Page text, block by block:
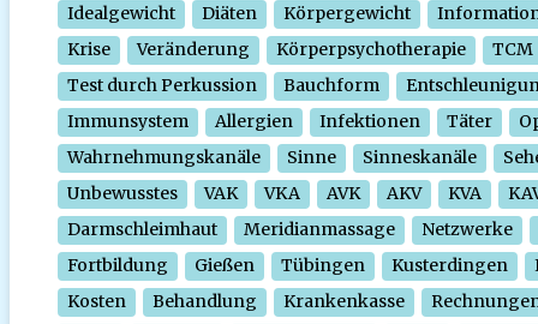
Idealgewicht
Diäten Körpergewicht
Krise
Veränderung Körperpsychotherapie
TCM
Test durch Perkussion
Bauchform
Immunsystem
Allergien Infektionen Täter
Wahrnehmungskanäle
Sinne Sinneskanäle
Unbewusstes
VAK VKA AVK AKV KVA
Darmschleimhaut
Meridianmassage
Netzwerke
Fortbildung
Gießen Tübingen Kusterdingen
Kosten
Behandlung Krankenkasse